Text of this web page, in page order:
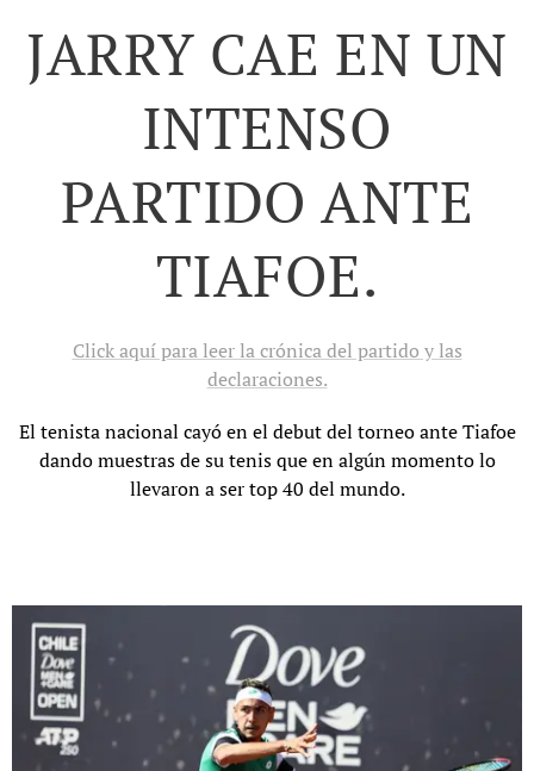
JARRY CAE EN UN
INTENSO
PARTIDO ANTE
TIAFOE.
Click aquí para leer la crónica del partido y las
declaraciones.
El tenista nacional cayó en el debut del torneo ante Tiafoe
dando muestras de su tenis que en algún momento lo
llevaron a ser top 40 del mundo.